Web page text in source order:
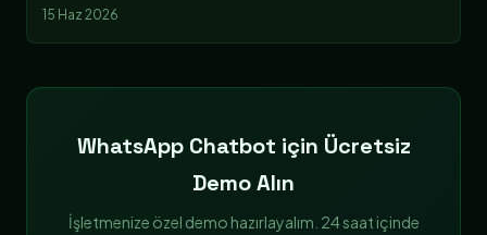
15 Haz 2026
WhatsApp Chatbot için Ücretsiz
Demo Alın
İşletmenize özel demo hazırlayalım. 24 saat içinde